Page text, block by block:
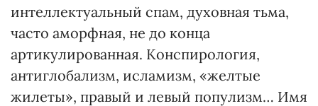
интеллектуальный спам, духовная тьма,
часто аморфная, не до конца
артикулированная. Конспирология,
антиглобализм, исламизм, «желтые
жилеты», правый и левый популизм… Имя